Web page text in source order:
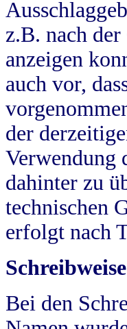
z.B. nach
anzeigen
auch vor,
der
Verwendung
dahinter zu
technischen
erfolgt nach
Bei den